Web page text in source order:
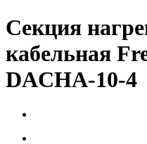
Секция
кабельная
DACHA-10-4